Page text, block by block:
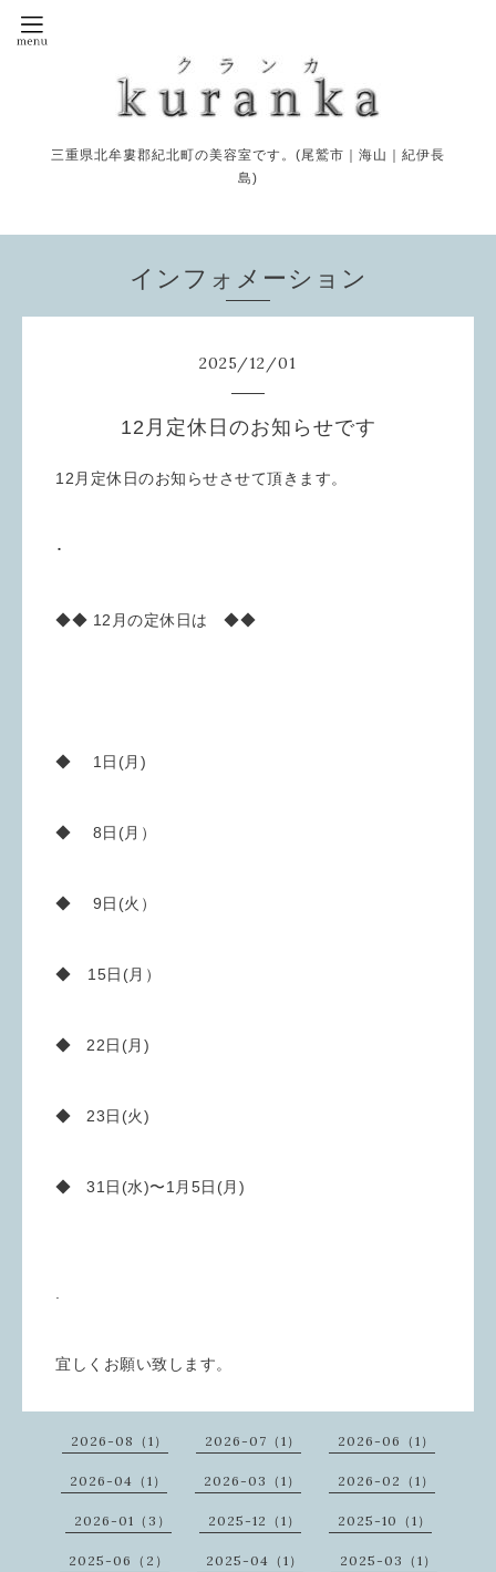
三重県北牟婁郡紀北町の美容室です。(尾鷲市｜海山｜紀伊長
島)
インフォメーション
2025/12/01
12月定休日のお知らせです
12月定休日のお知らせさせて頂きます。
･
◆◆ 12月の定休日は ◆◆
◆ 1日(月)
◆ 8日(月）
◆ 9日(火）
◆ 15日(月）
◆ 22日(月)
◆ 23日(火)
◆ 31日(水)〜1月5日(月)
宜しくお願い致します。
2026-08（1） 2026-07（1） 2026-06（1）
2026-04（1） 2026-03（1） 2026-02（1）
2026-01（3） 2025-12（1） 2025-10（1）
2025-06（2） 2025-04（1） 2025-03（1）